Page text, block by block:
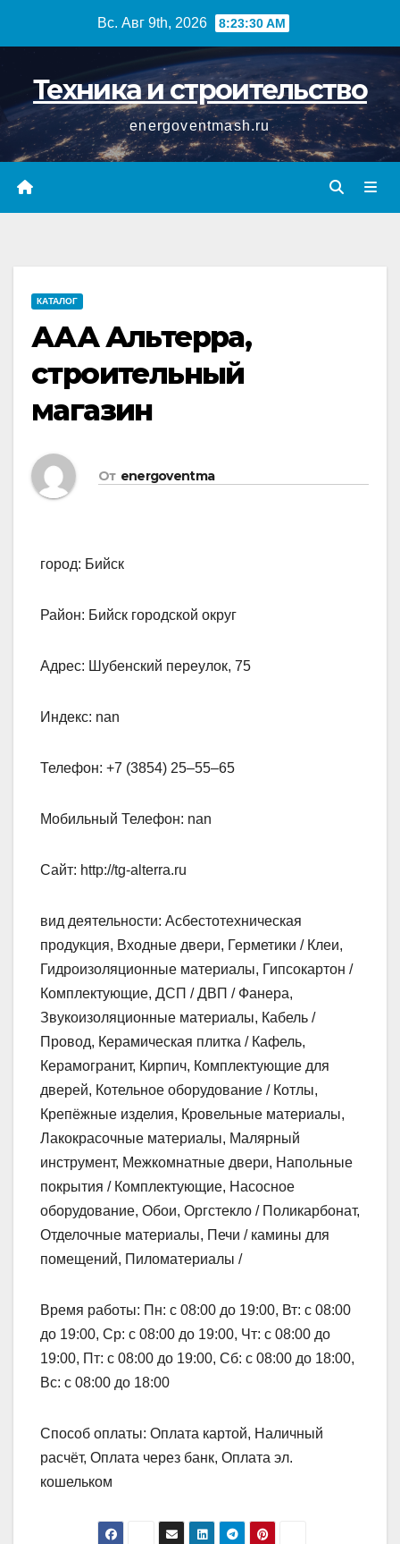
Вс. Авг 9th, 2026 8:23:31 AM
Техника и строительство
energoventmash.ru
КАТАЛОГ
ААА Альтерра,
строительный
магазин
От energoventma
город: Бийск
Район: Бийск городской округ
Адрес: Шубенский переулок, 75
Индекс: nan
Телефон: +7 (3854) 25‒55‒65
Мобильный Телефон: nan
Сайт: http://tg-alterra.ru
вид деятельности: Асбестотехническая
продукция, Входные двери, Герметики / Клеи,
Гидроизоляционные материалы, Гипсокартон /
Комплектующие, ДСП / ДВП / Фанера,
Звукоизоляционные материалы, Кабель /
Провод, Керамическая плитка / Кафель,
Керамогранит, Кирпич, Комплектующие для
дверей, Котельное оборудование / Котлы,
Крепёжные изделия, Кровельные материалы,
Лакокрасочные материалы, Малярный
инструмент, Межкомнатные двери, Напольные
покрытия / Комплектующие, Насосное
оборудование, Обои, Оргстекло / Поликарбонат,
Отделочные материалы, Печи / камины для
помещений, Пиломатериалы /
Время работы: Пн: с 08:00 до 19:00, Вт: с 08:00
до 19:00, Ср: с 08:00 до 19:00, Чт: с 08:00 до
19:00, Пт: с 08:00 до 19:00, Сб: с 08:00 до 18:00,
Вс: с 08:00 до 18:00
Способ оплаты: Оплата картой, Наличный
расчёт, Оплата через банк, Оплата эл.
кошельком